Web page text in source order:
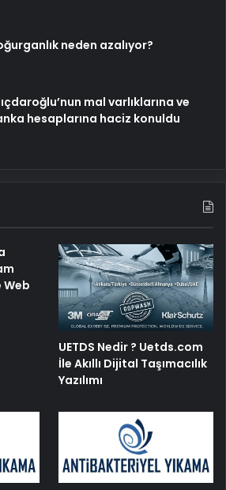
neden azalıyor?
mal varlıklarına ve
hesaplarına haciz konuldu
Web
UETDS Nedir ? Uetds.com
İle Akıllı Dijital Taşımacılık
Yazılımı